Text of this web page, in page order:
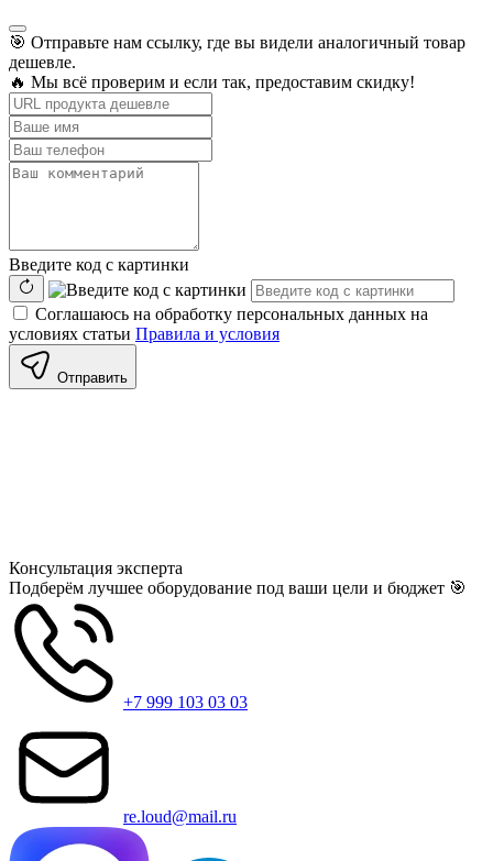
🎯 Отправьте нам ссылку, где вы видели аналогичный товар
дешевле.
🔥 Мы всё проверим и если так, предоставим скидку!
Введите код с картинки
Соглашаюсь на обработку персональных данных на
условиях статьи Правила и условия
Отправить
Консультация эксперта
Подберём лучшее оборудование под ваши цели и бюджет 🎯
+7 999 103 03 03
re.loud@mail.ru